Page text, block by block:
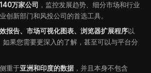
140万家公司 ，监控发展趋势、细分市场和行业
创新部门和风投公司的首选工具。
报告、市场可视化图表、浏览器扩展程序以
如果您需要更深入的了解，甚至可以与平台分
重于亚洲和印度的数据 ，并且本身不包含